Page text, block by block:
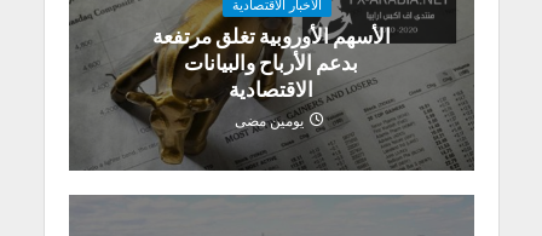
الاخبار الاقتصادية
الأسهم الأوروبية تغلق مرتفعة
بدعم الأرباح والبيانات
الاقتصادية
يومين مضى